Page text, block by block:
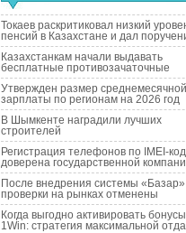
Токаев раскритиковал низкий
пенсий в Казахстане и дал
Казахстанкам начали выдавать
бесплатные противозачаточные
Утвержден размер среднемесячной
зарплаты по регионам на 2026 год
В Шымкенте наградили лучших
строителей
Регистрация телефонов по IMEI-
доверена государственной
После внедрения системы «Базар»
проверки на рынках отменены
Когда выгодно активировать
1Win: стратегия максимальной